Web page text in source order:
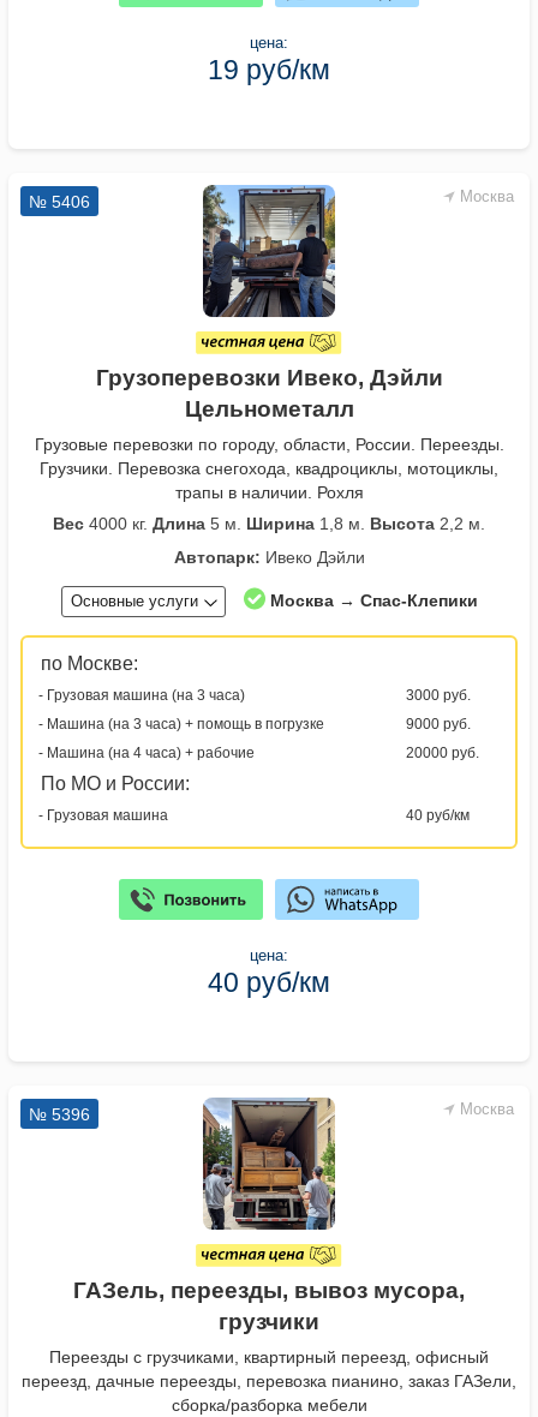
цена:
19 руб/км
Москва
№ 5406
Грузоперевозки Ивеко, Дэйли
Цельнометалл
Грузовые перевозки по городу, области, России. Переезды.
Грузчики. Перевозка снегохода, квадроциклы, мотоциклы,
трапы в наличии. Рохля
Вес 4000 кг. Длина 5 м. Ширина 1,8 м. Высота 2,2 м.
Автопарк: Ивеко Дэйли
Основные услуги Москва → Спас-Клепики
по Москве:
- Грузовая машина (на 3 часа)
3000 руб.
- Машина (на 3 часа) + помощь в погрузке
9000 руб.
- Машина (на 4 часа) + рабочие
20000 руб.
По МО и России:
- Грузовая машина 40 руб/км
цена:
40 руб/км
Москва
№ 5396
ГАЗель, переезды, вывоз мусора,
грузчики
Переезды с грузчиками, квартирный переезд, офисный
переезд, дачные переезды, перевозка пианино, заказ ГАЗели,
сборка/разборка мебели